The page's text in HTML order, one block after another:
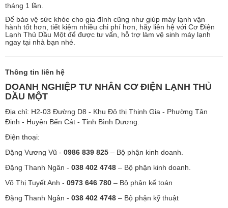
tháng 1 lần.
Để bảo vệ sức khỏe cho gia đình cũng như giúp máy lạnh vận
hành tốt hơn, tiết kiệm nhiều chi phí hơn, hãy liên hệ với Cơ Điện
Lạnh Thủ Dầu Một để được tư vấn, hỗ trợ làm vệ sinh máy lạnh
ngay tại nhà bạn nhé.
Thông tin liên hệ
DOANH NGHIỆP TƯ NHÂN CƠ ĐIỆN LẠNH THỦ
DẦU MỘT
Địa chỉ: H2-03 Đường D8 - Khu Đô thị Thịnh Gia - Phường Tân
Định - Huyện Bến Cát - Tỉnh Bình Dương.
Điện thoại:
Đặng Vương Vũ - 0986 839 825 – Bộ phận kinh doanh.
Đặng Thanh Ngân - 038 402 4748 – Bộ phận kinh doanh.
Võ Thị Tuyết Anh - 0973 646 780 – Bộ phận kế toán
Đặng Thanh Ngân - 038 402 4748 – Bộ phận kỹ thuật